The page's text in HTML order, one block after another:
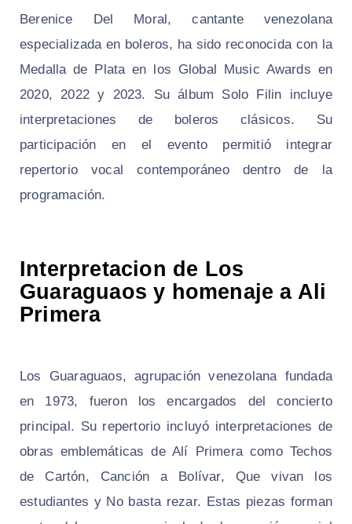
Berenice Del Moral, cantante venezolana
especializada en boleros, ha sido reconocida con la
Medalla de Plata en los Global Music Awards en
2020, 2022 y 2023. Su álbum Solo Filin incluye
interpretaciones de boleros clásicos. Su
participación en el evento permitió integrar
repertorio vocal contemporáneo dentro de la
programación.
Interpretacion de Los
Guaraguaos y homenaje a Ali
Primera
Los Guaraguaos, agrupación venezolana fundada
en 1973, fueron los encargados del concierto
principal. Su repertorio incluyó interpretaciones de
obras emblemáticas de Alí Primera como Techos
de Cartón, Canción a Bolívar, Que vivan los
estudiantes y No basta rezar. Estas piezas forman